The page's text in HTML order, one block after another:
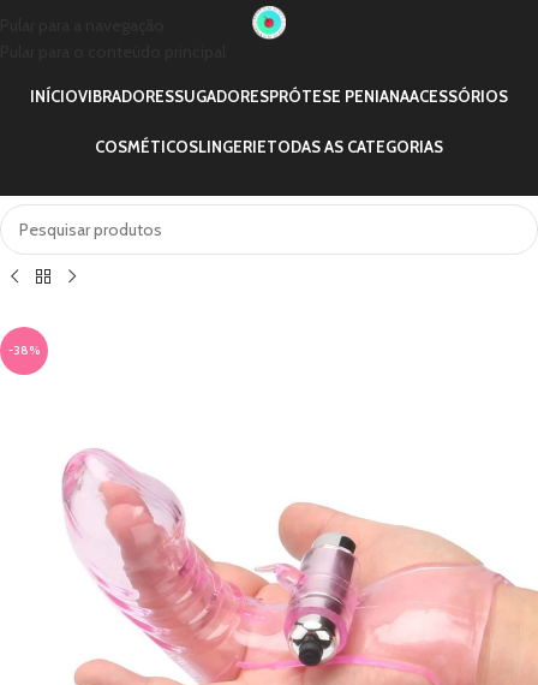
INÍCIOVIBRADORESSUGADORESPRÓTESE PENIANAACESSÓRIOS
COSMÉTICOSLINGERIETODAS AS CATEGORIAS
-38%